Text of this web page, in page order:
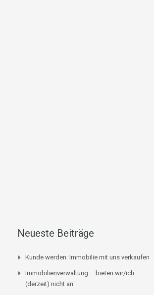
Neueste Beiträge
Kunde werden: Immobilie mit uns verkaufen
Immobilienverwaltung … bieten wir/ich
(derzeit) nicht an